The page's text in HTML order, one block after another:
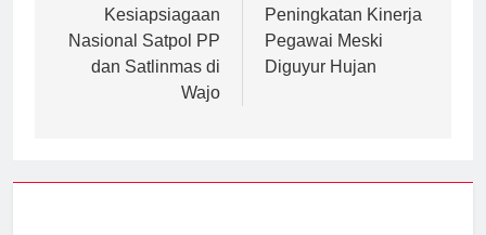
Kesiapsiagaan
Nasional Satpol PP
dan Satlinmas di
Wajo
Peningkatan Kinerja
Pegawai Meski
Diguyur Hujan